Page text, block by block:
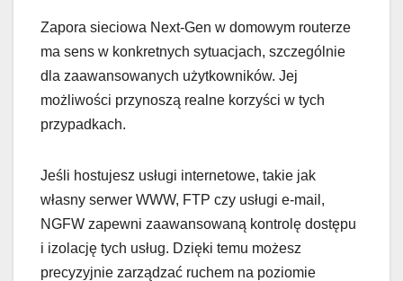
Zapora sieciowa Next-Gen w domowym routerze
ma sens w konkretnych sytuacjach, szczególnie
dla zaawansowanych użytkowników. Jej
możliwości przynoszą realne korzyści w tych
przypadkach.
Jeśli hostujesz usługi internetowe, takie jak
własny serwer WWW, FTP czy usługi e-mail,
NGFW zapewni zaawansowaną kontrolę dostępu
i izolację tych usług. Dzięki temu możesz
precyzyjnie zarządzać ruchem na poziomie